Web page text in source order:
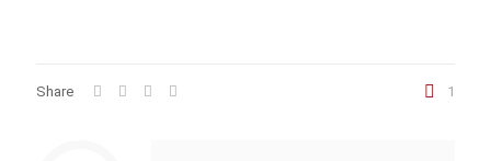
Share 1